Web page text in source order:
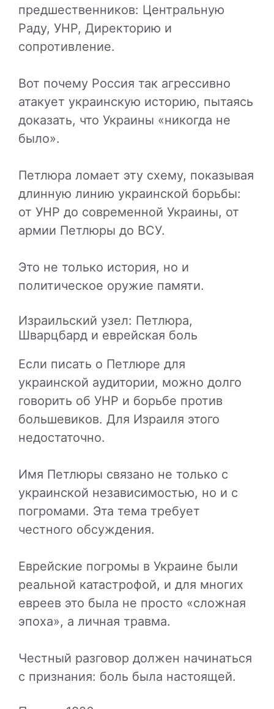
предшественников: Центральную
Раду, УНР, Директорию и
сопротивление.
Вот почему Россия так агрессивно
атакует украинскую историю, пытаясь
доказать, что Украины «никогда не
было».
Петлюра ломает эту схему, показывая
длинную линию украинской борьбы:
от УНР до современной Украины, от
армии Петлюры до ВСУ.
Это не только история, но и
политическое оружие памяти.
Израильский узел: Петлюра,
Шварцбард и еврейская боль
Если писать о Петлюре для
украинской аудитории, можно долго
говорить об УНР и борьбе против
большевиков. Для Израиля этого
недостаточно.
Имя Петлюры связано не только с
украинской независимостью, но и с
погромами. Эта тема требует
честного обсуждения.
Еврейские погромы в Украине были
реальной катастрофой, и для многих
евреев это была не просто «сложная
эпоха», а личная травма.
Честный разговор должен начинаться
с признания: боль была настоящей.